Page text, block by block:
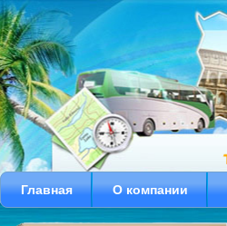
Главная О компании